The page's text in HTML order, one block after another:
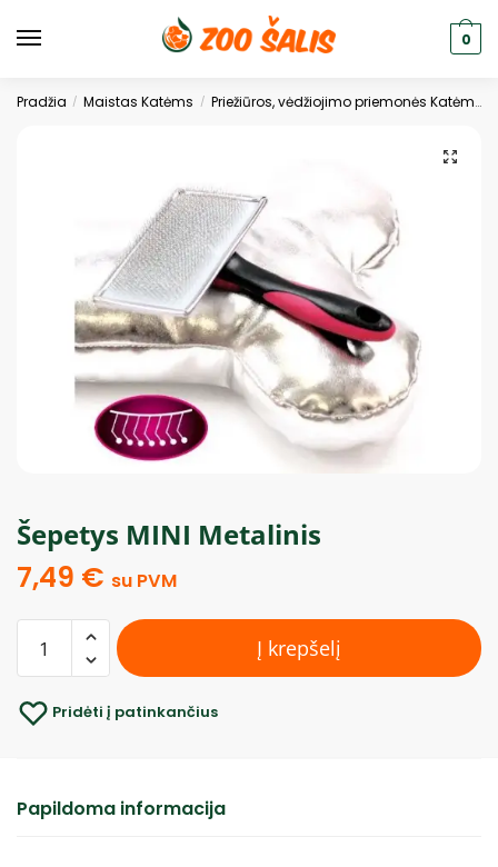
0
Pradžia / Maistas Katėms / Priežiūros, vėdžiojimo priemonės Katėms
Šepetys MINI Metalinis
7,49 € su PVM
Į krepšelį
Pridėti į patinkančius
Papildoma informacija